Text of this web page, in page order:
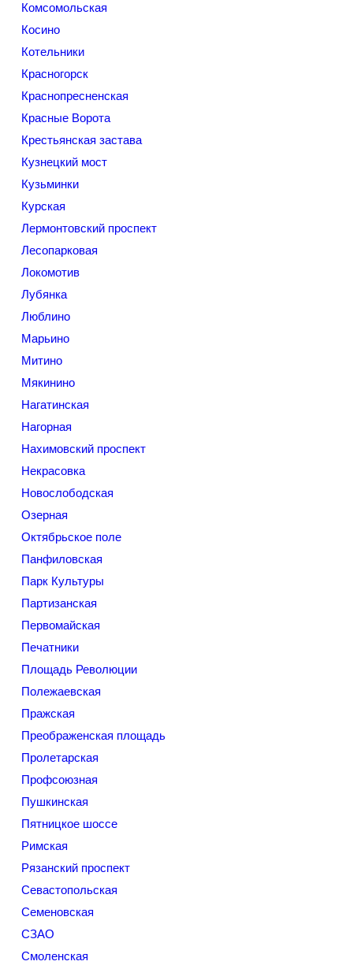
Комсомольская
Косино
Котельники
Красногорск
Краснопресненская
Красные Ворота
Крестьянская застава
Кузнецкий мост
Кузьминки
Курская
Лермонтовский проспект
Лесопарковая
Локомотив
Лубянка
Люблино
Марьино
Митино
Мякинино
Нагатинская
Нагорная
Нахимовский проспект
Некрасовка
Новослободская
Озерная
Октябрьское поле
Панфиловская
Парк Культуры
Партизанская
Первомайская
Печатники
Площадь Революции
Полежаевская
Пражская
Преображенская площадь
Пролетарская
Профсоюзная
Пушкинская
Пятницкое шоссе
Римская
Рязанский проспект
Севастопольская
Семеновская
СЗАО
Смоленская